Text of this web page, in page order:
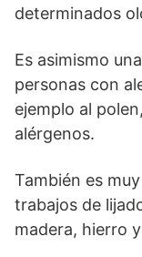
determinados
Es asimismo
personas con
ejemplo al
alérgenos.
También es
trabajos de
madera, hierro